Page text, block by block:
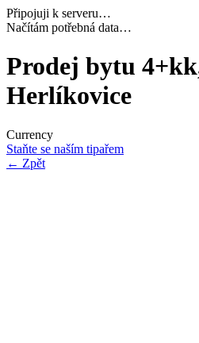
Připojuji k serveru…
Dokončuji inicializaci…
Prodej bytu
Herlíkovice
Currency
Staňte se naším tipařem
← Zpět